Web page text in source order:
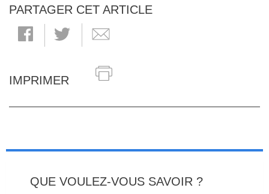
PARTAGER CET ARTICLE
IMPRIMER
QUE VOULEZ-VOUS SAVOIR ?